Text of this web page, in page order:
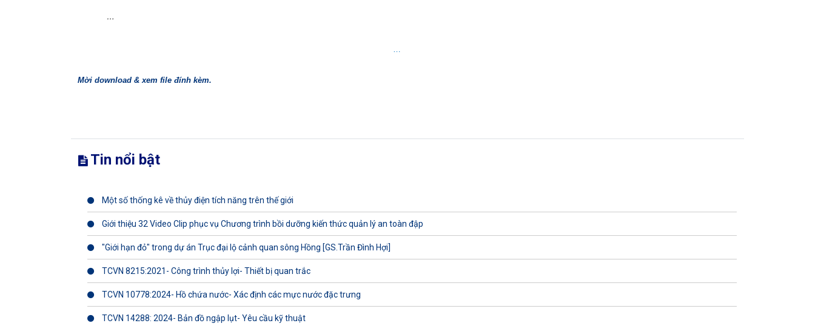
…
Mời download & xem file đính kèm.
Tin nổi bật
Một số thống kê về thủy điện tích năng trên thế giới
Giới thiệu 32 Video Clip phục vụ Chương trình bồi dưỡng kiến thức quản lý an toàn đập
"Giới hạn đỏ" trong dự án Trục đại lộ cảnh quan sông Hồng [GS.Trần Đình Hợi]
TCVN 8215:2021- Công trình thủy lợi- Thiết bị quan trắc
TCVN 10778:2024- Hồ chứa nước- Xác định các mực nước đặc trưng
TCVN 14288: 2024- Bản đồ ngập lụt- Yêu cầu kỹ thuật